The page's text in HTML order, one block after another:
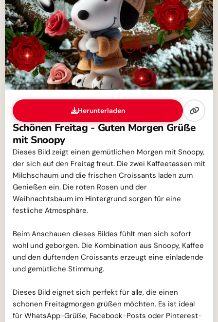
Herunterladen
Schönen Freitag - Guten Morgen Grüße
mit Snoopy
Dieses Bild zeigt einen gemütlichen Morgen mit Snoopy,
der sich auf den Freitag freut. Die zwei Kaffeetassen mit
Milchschaum und die frischen Croissants laden zum
Genießen ein. Die roten Rosen und der
Weihnachtsbaum im Hintergrund sorgen für eine
festliche Atmosphäre.
Beim Anschauen dieses Bildes fühlt man sich sofort
wohl und geborgen. Die Kombination aus Snoopy, Kaffee
und den duftenden Croissants erzeugt eine einladende
und gemütliche Stimmung.
Dieses Bild eignet sich perfekt für alle, die einen
schönen Freitagmorgen grüßen möchten. Es ist ideal
für WhatsApp-Grüße, Facebook-Posts oder Pinterest-